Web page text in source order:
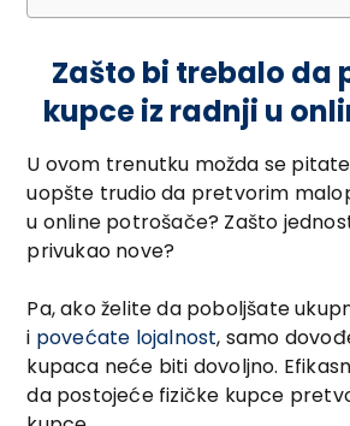
Zašto bi trebalo da
kupce iz radnji u
U ovom trenutku možda se
uopšte trudio da pretvorim
u online potrošače? Zašto
privukao nove?
Pa, ako želite da poboljšate
i povećate lojalnost, samo
kupaca neće biti dovoljno.
da postojeće fizičke kupce